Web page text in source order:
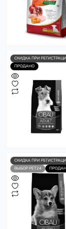
СКИДКА ПРИ
ПРОДАНО
СКИДКА ПРИ
ВЫБОР PET24